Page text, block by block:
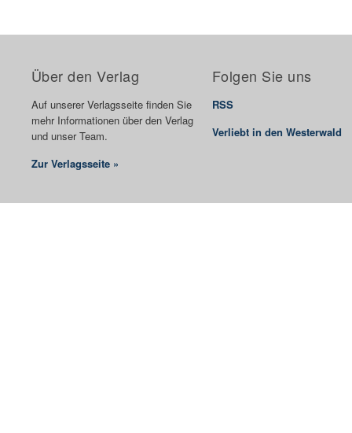
Über den Verlag
Auf unserer Verlagsseite finden Sie
mehr Informationen über den Verlag
und unser Team.
Zur Verlagsseite »
Folgen Sie uns
RSS
Verliebt in den Westerwald